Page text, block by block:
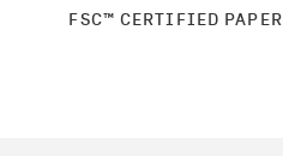
FSC™️ CERTIFIED PAPER